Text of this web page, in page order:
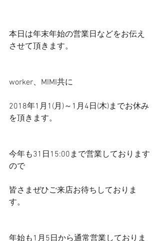
本日は年末年始の営業日などをお伝え
させて頂きます。
worker、MIMI共に
2018年1月1(月)～1月4日(木)までお休み
を頂きます。
今年も31日15:00まで営業しております
ので
皆さまぜひご来店お待ちしておりま
す。
年始も1月5日から通常営業しておりま